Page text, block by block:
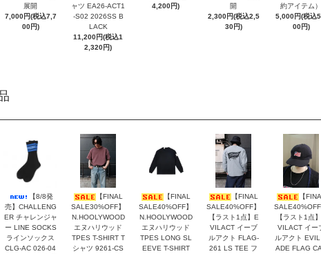
展開
7,000円(税込7,7
00円)
ャツ EA26-ACT1
-S02 2026SS B
LACK
11,200円(税込1
2,320円)
4,200円)
開
2,300円(税込2,5
30円)
約アイテム）
5,000円(税込
00円)
【8/8発
売】CHALLENG
ER チャレンジャ
ー LINE SOCKS
ラインソックス
CLG-AC 026-04
【FINAL
SALE30%OFF】
N.HOOLYWOOD
エヌハリウッド
TPES T-SHIRT T
シャツ 9261-CS
【FINAL
SALE40%OFF】
N.HOOLYWOOD
エヌハリウッド
TPES LONG SL
EEVE T-SHIRT
【FINAL
SALE40%OFF】
【ラスト1点】E
VILACT イーブ
ルアクト FLAG-
261 LS TEE フ
【
SALE40%OFF
【ラスト1点
VILACT イー
ルアクト EVIL
ADE FLAG